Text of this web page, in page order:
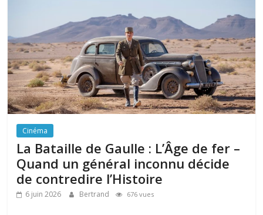
Cinéma
La Bataille de Gaulle : L’Âge de fer –
Quand un général inconnu décide
de contredire l’Histoire
6 juin 2026 Bertrand 676 vues